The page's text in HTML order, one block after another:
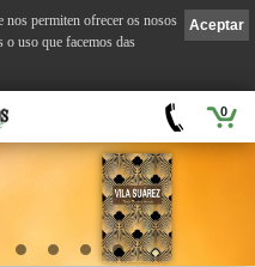
0
Aceptar
nos permiten ofrecer os nosos
o uso que facemos das